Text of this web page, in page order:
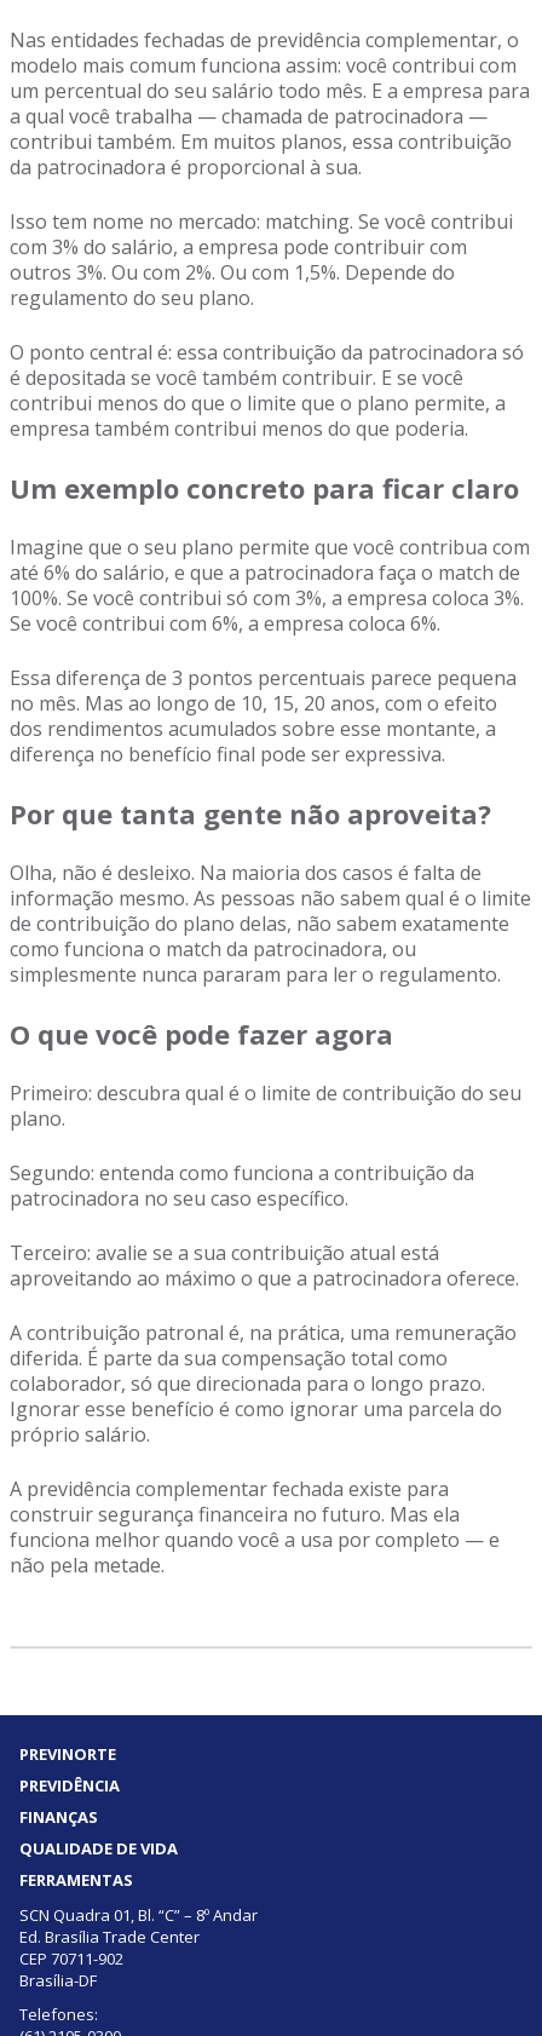
Nas entidades fechadas de previdência complementar, o
modelo mais comum funciona assim: você contribui com
um percentual do seu salário todo mês. E a empresa para
a qual você trabalha — chamada de patrocinadora —
contribui também. Em muitos planos, essa contribuição
da patrocinadora é proporcional à sua.
Isso tem nome no mercado: matching. Se você contribui
com 3% do salário, a empresa pode contribuir com
outros 3%. Ou com 2%. Ou com 1,5%. Depende do
regulamento do seu plano.
O ponto central é: essa contribuição da patrocinadora só
é depositada se você também contribuir. E se você
contribui menos do que o limite que o plano permite, a
empresa também contribui menos do que poderia.
Um exemplo concreto para ficar claro
Imagine que o seu plano permite que você contribua com
até 6% do salário, e que a patrocinadora faça o match de
100%. Se você contribui só com 3%, a empresa coloca 3%.
Se você contribui com 6%, a empresa coloca 6%.
Essa diferença de 3 pontos percentuais parece pequena
no mês. Mas ao longo de 10, 15, 20 anos, com o efeito
dos rendimentos acumulados sobre esse montante, a
diferença no benefício final pode ser expressiva.
Por que tanta gente não aproveita?
Olha, não é desleixo. Na maioria dos casos é falta de
informação mesmo. As pessoas não sabem qual é o limite
de contribuição do plano delas, não sabem exatamente
como funciona o match da patrocinadora, ou
simplesmente nunca pararam para ler o regulamento.
O que você pode fazer agora
Primeiro: descubra qual é o limite de contribuição do seu
plano.
Segundo: entenda como funciona a contribuição da
patrocinadora no seu caso específico.
Terceiro: avalie se a sua contribuição atual está
aproveitando ao máximo o que a patrocinadora oferece.
A contribuição patronal é, na prática, uma remuneração
diferida. É parte da sua compensação total como
colaborador, só que direcionada para o longo prazo.
Ignorar esse benefício é como ignorar uma parcela do
próprio salário.
A previdência complementar fechada existe para
construir segurança financeira no futuro. Mas ela
funciona melhor quando você a usa por completo — e
não pela metade.
PREVINORTE
PREVIDÊNCIA
FINANÇAS
QUALIDADE DE VIDA
FERRAMENTAS
SCN Quadra 01, Bl. “C” – 8º Andar
Ed. Brasília Trade Center
CEP 70711-902
Brasília-DF
Telefones: